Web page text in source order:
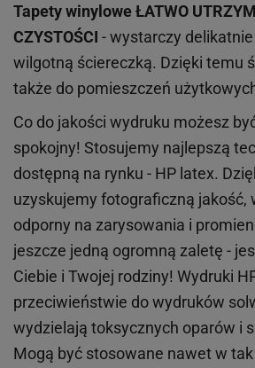
Tapety winyloweŁATWO
CZYSTOŚCI - wystarczy
wilgotną ściereczką. Dzięki temu
także do pomieszczeń
Co do jakości wydruku możesz
spokojny! Stosujemy najlepszą
dostępną na rynku - HP latex.
uzyskujemy fotograficzną jakość,
odporny na zarysowania i
jeszcze jedną ogromną zaletę -
Ciebie i Twojej rodziny! Wydruki
przeciwieństwie do wydruków
wydzielają toksycznych oparów i
Mogą być stosowane nawet w